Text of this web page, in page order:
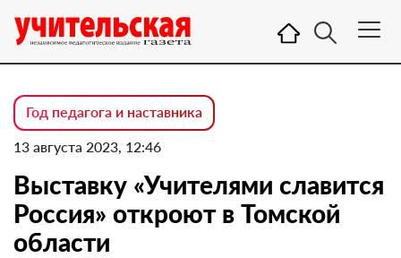
Год педагога и наставника
13 августа 2023, 12:46
Выставку «Учителями славится
Россия» откроют в Томской
области